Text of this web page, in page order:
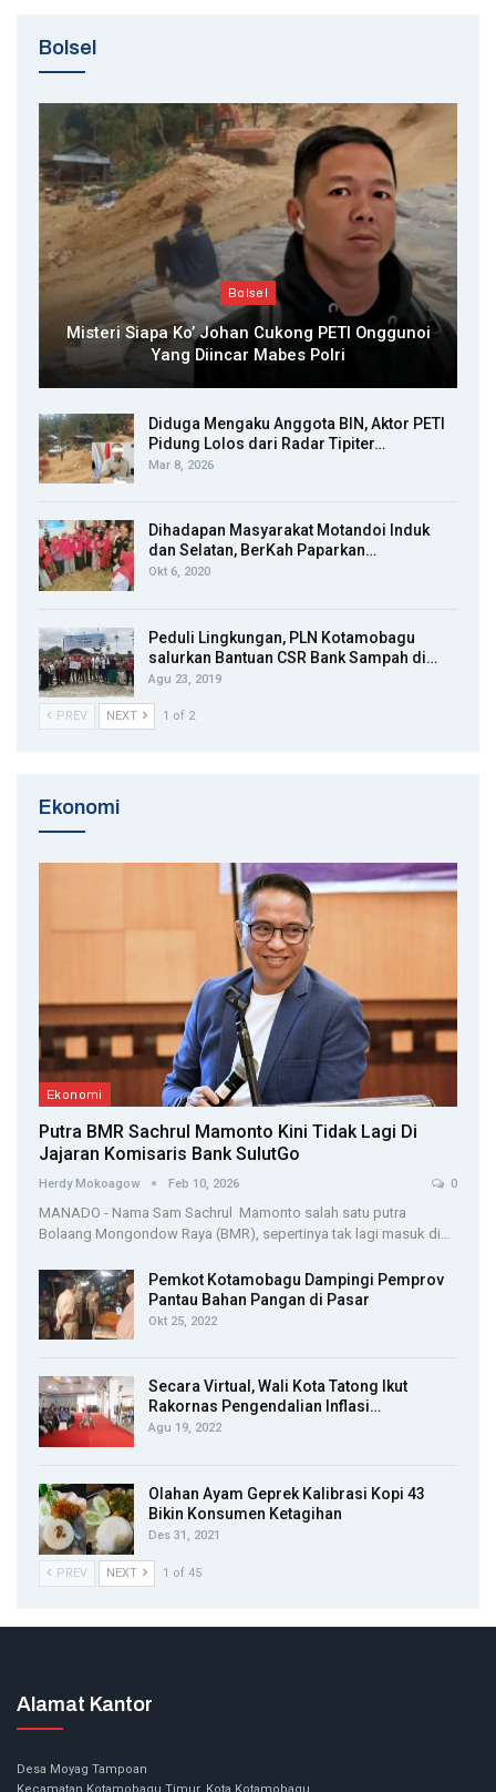
Bolsel
Bolsel
Misteri Siapa Ko’ Johan Cukong PETI Onggunoi
Yang Diincar Mabes Polri
Diduga Mengaku Anggota BIN, Aktor PETI
Pidung Lolos dari Radar Tipiter…
Mar 8, 2026
Dihadapan Masyarakat Motandoi Induk
dan Selatan, BerKah Paparkan…
Okt 6, 2020
Peduli Lingkungan, PLN Kotamobagu
salurkan Bantuan CSR Bank Sampah di…
Agu 23, 2019
PREV NEXT 1 of 2
Ekonomi
Ekonomi
Putra BMR Sachrul Mamonto Kini Tidak Lagi Di
Jajaran Komisaris Bank SulutGo
Herdy Mokoagow Feb 10, 2026 0
MANADO - Nama Sam Sachrul Mamonto salah satu putra
Bolaang Mongondow Raya (BMR), sepertinya tak lagi masuk di…
Pemkot Kotamobagu Dampingi Pemprov
Pantau Bahan Pangan di Pasar
Okt 25, 2022
Secara Virtual, Wali Kota Tatong Ikut
Rakornas Pengendalian Inflasi…
Agu 19, 2022
Olahan Ayam Geprek Kalibrasi Kopi 43
Bikin Konsumen Ketagihan
Des 31, 2021
PREV NEXT 1 of 45
Alamat Kantor
Desa Moyag Tampoan